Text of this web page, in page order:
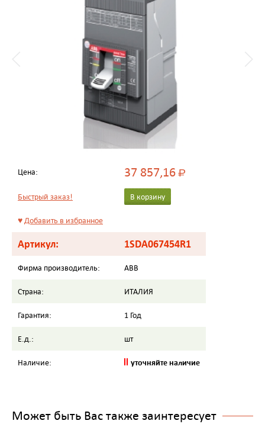
Цена: 37 857,16Р
Быстрый заказ! В корзину
♥Добавить в избранное
Артикул: 1SDA067454R1
Фирма производитель: ABB
Страна: ИТАЛИЯ
Гарантия: 1 Год
Е.д.: шт
Наличие: уточняйте наличие
Может быть Вас также заинтересует